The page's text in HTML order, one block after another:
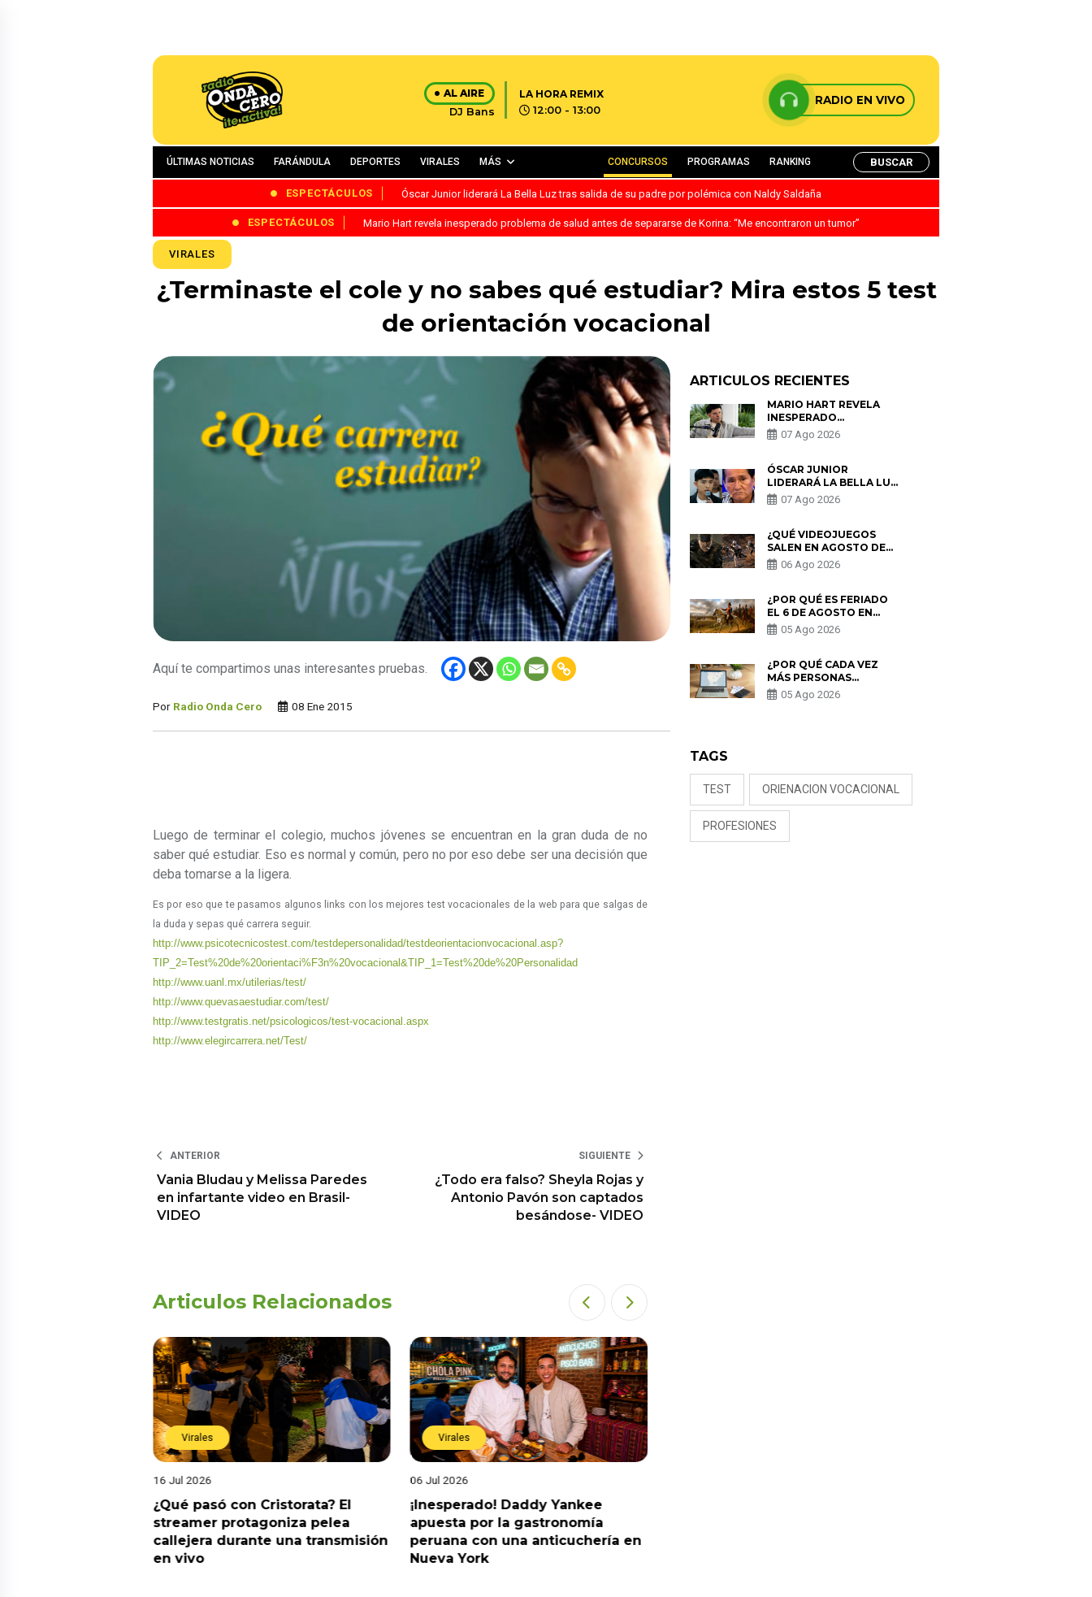
AL AIRE
DJ Bans
LA HORA REMIX
12:00 - 13:00
RADIO EN VIVO
ÚLTIMAS NOTICIAS FARÁNDULA DEPORTES VIRALES MÁS CONCURSOS PROGRAMAS RANKING BUSCAR
ESPECTÁCULOS Óscar Junior liderará La Bella Luz tras salida de su padre por polémica con Naldy Saldaña
ESPECTÁCULOS Mario Hart revela inesperado problema de salud antes de separarse de Korina: “Me encontraron un tumor”
VIRALES
¿Terminaste el cole y no sabes qué estudiar? Mira estos 5 test
de orientación vocacional
Aquí te compartimos unas interesantes pruebas.
Por Radio Onda Cero 08 Ene 2015
Luego de terminar el colegio, muchos jóvenes se encuentran en la gran duda de no
saber qué estudiar. Eso es normal y común, pero no por eso debe ser una decisión que
deba tomarse a la ligera.
Es por eso que te pasamos algunos links con los mejores test vocacionales de la web para que salgas de
la duda y sepas qué carrera seguir.
http://www.psicotecnicostest.com/testdepersonalidad/testdeorientacionvocacional.asp?
TIP_2=Test%20de%20orientaci%F3n%20vocacional&TIP_1=Test%20de%20Personalidad
http://www.uanl.mx/utilerias/test/
http://www.quevasaestudiar.com/test/
http://www.testgratis.net/psicologicos/test-vocacional.aspx
http://www.elegircarrera.net/Test/
ANTERIOR
Vania Bludau y Melissa Paredes
en infartante video en Brasil-
VIDEO
SIGUIENTE
¿Todo era falso? Sheyla Rojas y
Antonio Pavón son captados
besándose- VIDEO
Articulos Relacionados
Virales
16 Jul 2026
¿Qué pasó con Cristorata? El
streamer protagoniza pelea
callejera durante una transmisión
en vivo
Virales
06 Jul 2026
¡Inesperado! Daddy Yankee
apuesta por la gastronomía
peruana con una anticuchería en
Nueva York
ARTICULOS RECIENTES
MARIO HART REVELA
INESPERADO
PROBLEMA DE SALUD
ANTES DE SEPARARSE
ENCONTRARON UN
TUMOR”
07 Ago 2026
ÓSCAR JUNIOR
LIDERARÁ LA BELLA LUZ
TRAS SALIDA DE SU
PADRE POR POLÉMICA
07 Ago 2026
¿QUÉ VIDEOJUEGOS
SALEN EN AGOSTO DE
2026? ESTOS SON LOS
ESTRENOS MÁS
06 Ago 2026
¿POR QUÉ ES FERIADO
EL 6 DE AGOSTO EN
PERÚ? ESTA ES LA
HISTORIA
05 Ago 2026
¿POR QUÉ CADA VEZ
MÁS PERSONAS
UTILIZAN UNA VPN
PARA PROTEGER SU
05 Ago 2026
TAGS
TEST ORIENACION VOCACIONAL
PROFESIONES